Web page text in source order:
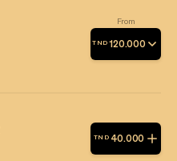
From
TND 120.000
TND 40.000